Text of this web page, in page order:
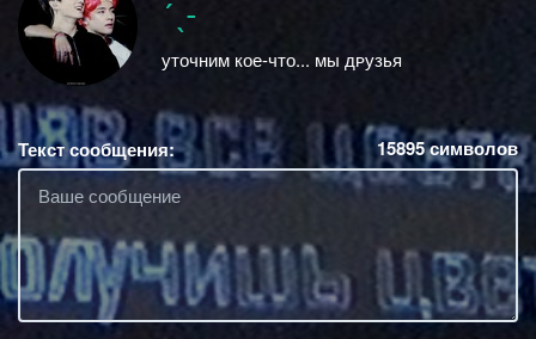
´ˎ-
уточним кое-что... мы дᴘузья
Текст сообщения: 15895символов